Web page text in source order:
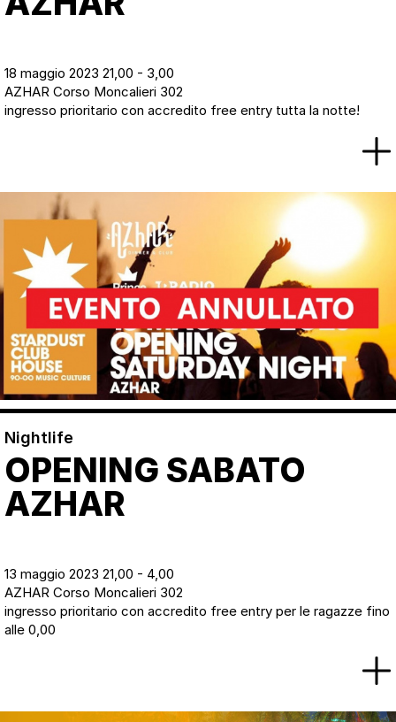
18 maggio 2023 21,00 - 3,00
AZHAR Corso Moncalieri 302
ingresso prioritario con accredito free entry tutta la notte!
Nightlife
OPENING SABATO
AZHAR
13 maggio 2023 21,00 - 4,00
AZHAR Corso Moncalieri 302
ingresso prioritario con accredito free entry per le ragazze fino
alle 0,00